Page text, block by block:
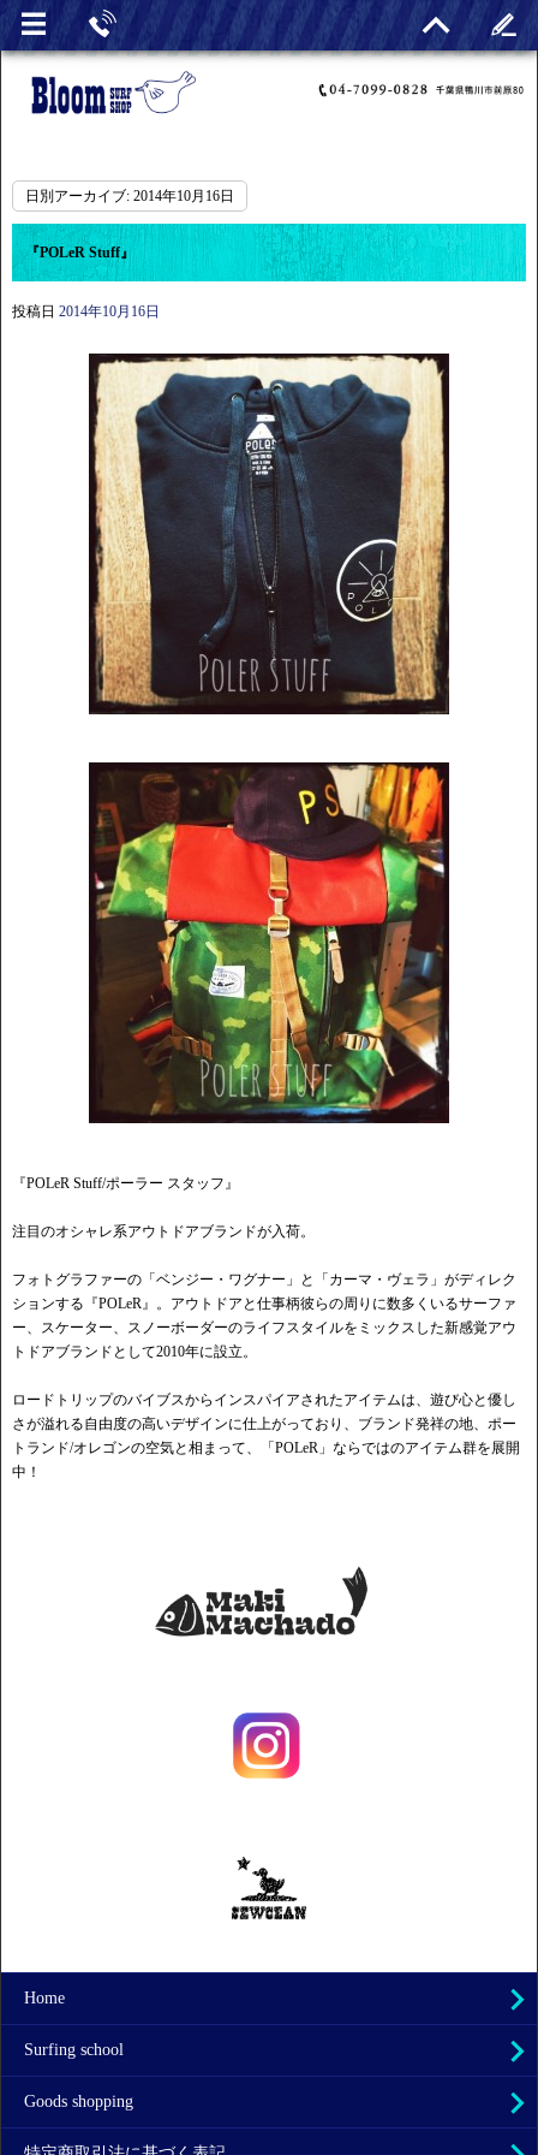
日別アーカイブ: 2014年10月16日
『POLeR Stuff』
投稿日 2014年10月16日
『POLeR Stuff/ポーラー スタッフ』
注目のオシャレ系アウトドアブランドが入荷。
フォトグラファーの「ベンジー・ワグナー」と「カーマ・ヴェラ」がディレク
ションする『POLeR』。アウトドアと仕事柄彼らの周りに数多くいるサーファ
ー、スケーター、スノーボーダーのライフスタイルをミックスした新感覚アウ
トドアブランドとして2010年に設立。
ロードトリップのバイブスからインスパイアされたアイテムは、遊び心と優し
さが溢れる自由度の高いデザインに仕上がっており、ブランド発祥の地、ポー
トランド/オレゴンの空気と相まって、「POLeR」ならではのアイテム群を展開
中！
Home
Surfing school
Goods shopping